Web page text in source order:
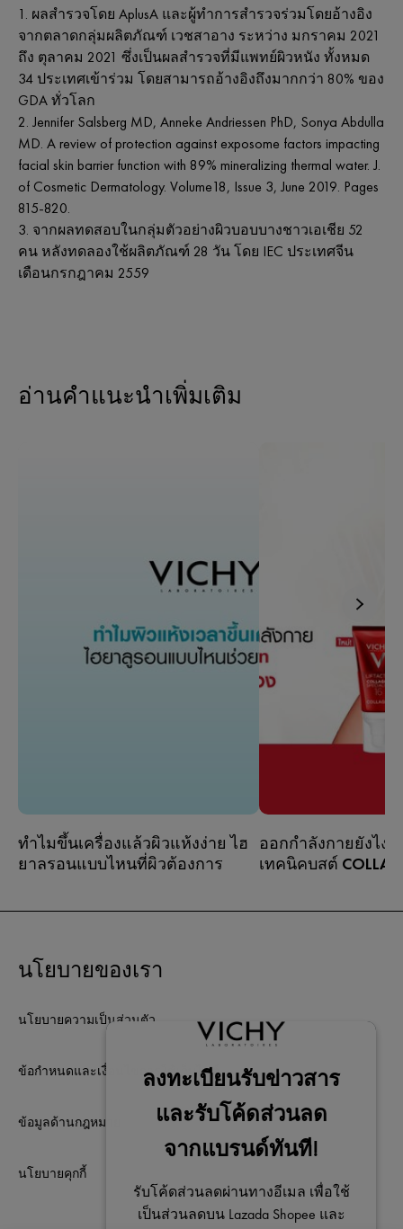
ผลสำรวจโดย AplusA และผู้ทำการสำรวจร่วมโดยอ้างอิง
จากตลาดกลุ่มผลิตภัณฑ์ เวชสาอาง ระหว่าง มกราคม 2021
ถึง ตุลาคม 2021 ซึ่งเป็นผลสํารวจที่มีแพทย์ผิวหนัง ทั้งหมด
34 ประเทศเข้าร่วม โดยสามารถอ้างอิงถึงมากกว่า 80% ของ
GDAทั่วโลก
Jennifer Salsberg MD, Anneke Andriessen PhD, Sonya Abdulla
MD. A review of protection against exposome factors impacting
facial skin barrier function with 89% mineralizing thermal water. J.
of Cosmetic Dermatology. Volume18, Issue 3, June 2019. Pages
815-820.
จากผลทดสอบในกลุ่มตัวอย่างผิวบอบบางชาวเอเชีย 52
คน หลังทดลองใช้ผลิตภัณฑ์ 28 วันโดย IEC ประเทศจีน
เดือนกรกฎาคม 2559
อ่านคำแนะนำเพิ่มเติม
ทำไมขึ้นเครื่องแล้วผิวแห้งง่าย ไฮ
ยาลูรอนแบบไหนที่ผิวต้องการ
ออกกำลังกายยังไง
เทคนิคบูสต์
สายแอคทีฟหลายค
ขึ้น กระชับขึ้น และโ
หนักแค่ไหนก็ตาม
นโยบายของเรา
นโยบายความเป็นส่วนตัว
ข้อกำหนดและเงื่อนไขการใช้เว็บไซต์
ข้อมูลด้านกฎหมาย
นโยบายคุกกี้